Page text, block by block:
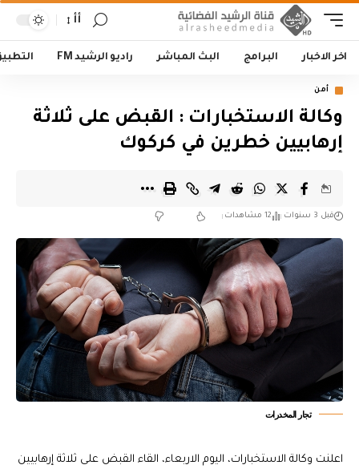
أأ
اخر الاخبار البرامج البث المباشر راديو الرشيد FM
أمن
وكالة الاستخبارات : القبض على ثلاثة
إرهابيين خطرين في كركوك
قبل 3 سنوات 12 مشاهدات
تجار المخدرات
اعلنت وكالة الاستخبارات، اليوم الاربعاء، القاء القبض على ثلاثة إرهابيين